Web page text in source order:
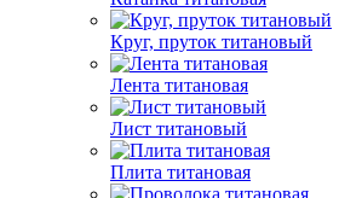
Круг, пруток титановый
Лента титановая
Лист титановый
Плита титановая